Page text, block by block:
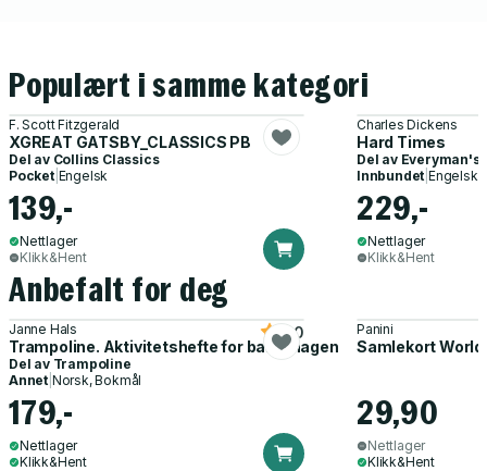
Populært i samme kategori
F. Scott Fitzgerald
XGREAT GATSBY_CLASSICS PB
Del av Collins Classics
Pocket| Engelsk
139,-
Nettlager
Klikk&Hent
Charles Dickens
Hard Times
Del av Everyman's
Innbundet Engelsk
229,-
Nettlager
Klikk&Hent
Anbefalt for deg
Janne Hals
Trampoline. Aktivitetshefte for barnehagen
5.0
Del av Trampoline
Annet Norsk, Bokmål
179,-
Nettlager
Klikk&Hent
Panini
Samlekort
29,90
Nettlager
Klikk&Hent